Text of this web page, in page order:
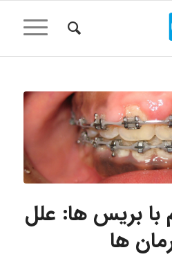
با بریس ها: علل
ها